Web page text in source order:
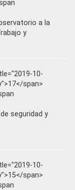
a la
y
10-
span>
seguridad y
10-
span>